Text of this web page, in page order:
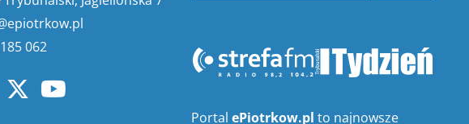
062
PortalePiotrkow.pl to najnowsze